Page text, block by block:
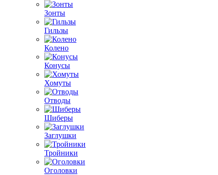
Зонты
Гильзы
Колено
Конусы
Хомуты
Отводы
Шиберы
Заглушки
Тройники
Оголовки